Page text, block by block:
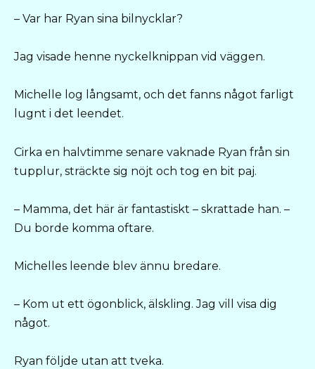
– Var har Ryan sina bilnycklar?
Jag visade henne nyckelknippan vid väggen.
Michelle log långsamt, och det fanns något farligt
lugnt i det leendet.
Cirka en halvtimme senare vaknade Ryan från sin
tupplur, sträckte sig nöjt och tog en bit paj.
– Mamma, det här är fantastiskt – skrattade han. –
Du borde komma oftare.
Michelles leende blev ännu bredare.
– Kom ut ett ögonblick, älskling. Jag vill visa dig
något.
Ryan följde utan att tveka.